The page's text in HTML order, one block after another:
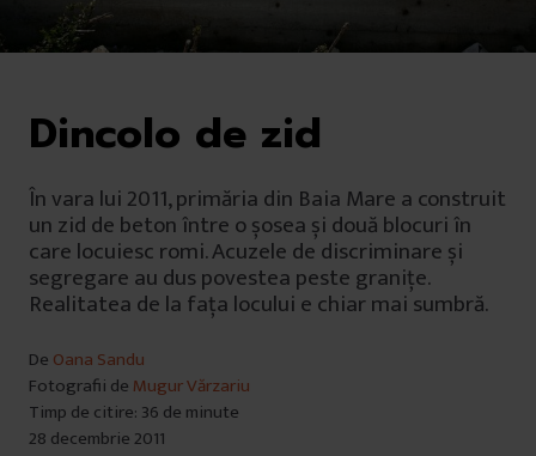
Dincolo de zid
În vara lui 2011, primăria din Baia Mare a construit
un zid de beton între o șosea și două blocuri în
care locuiesc romi. Acuzele de discriminare și
segregare au dus povestea peste granițe.
Realitatea de la fața locului e chiar mai sumbră.
De Oana Sandu
Fotografii de Mugur Vărzariu
Timp de citire: 36 de minute
28 decembrie 2011